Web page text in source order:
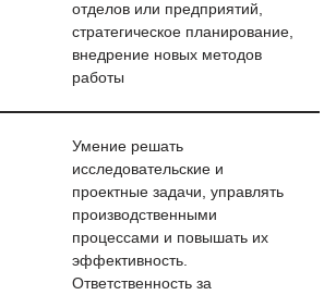
отделов или предприятий,
стратегическое планирование,
внедрение новых методов
работы
Умение решать
исследовательские и
проектные задачи, управлять
производственными
процессами и повышать их
эффективность.
Ответственность за